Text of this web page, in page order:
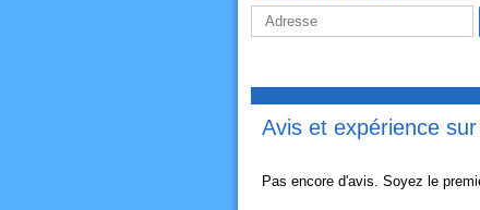
Avis et expérience
Pas encore d'avis. Soyez le